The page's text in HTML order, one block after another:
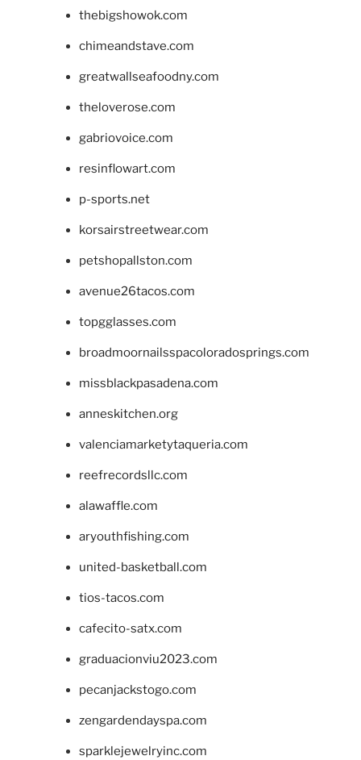
thebigshowok.com
chimeandstave.com
greatwallseafoodny.com
theloverose.com
gabriovoice.com
resinflowart.com
p-sports.net
korsairstreetwear.com
petshopallston.com
avenue26tacos.com
topgglasses.com
broadmoornailsspacoloradosprings.com
missblackpasadena.com
anneskitchen.org
valenciamarketytaqueria.com
reefrecordsllc.com
alawaffle.com
aryouthfishing.com
united-basketball.com
tios-tacos.com
cafecito-satx.com
graduacionviu2023.com
pecanjackstogo.com
zengardendayspa.com
sparklejewelryinc.com